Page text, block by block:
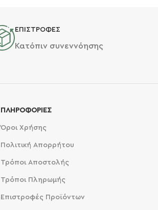
ΕΠΙΣΤΡΟΦΕΣ
Κατόπιν συνεννόησης
ΠΛΗΡΟΦΟΡΙΕΣ
Όροι Χρήσης
Πολιτική Απορρήτου
Τρόποι Αποστολής
Τρόποι Πληρωμής
Επιστροφές Προϊόντων